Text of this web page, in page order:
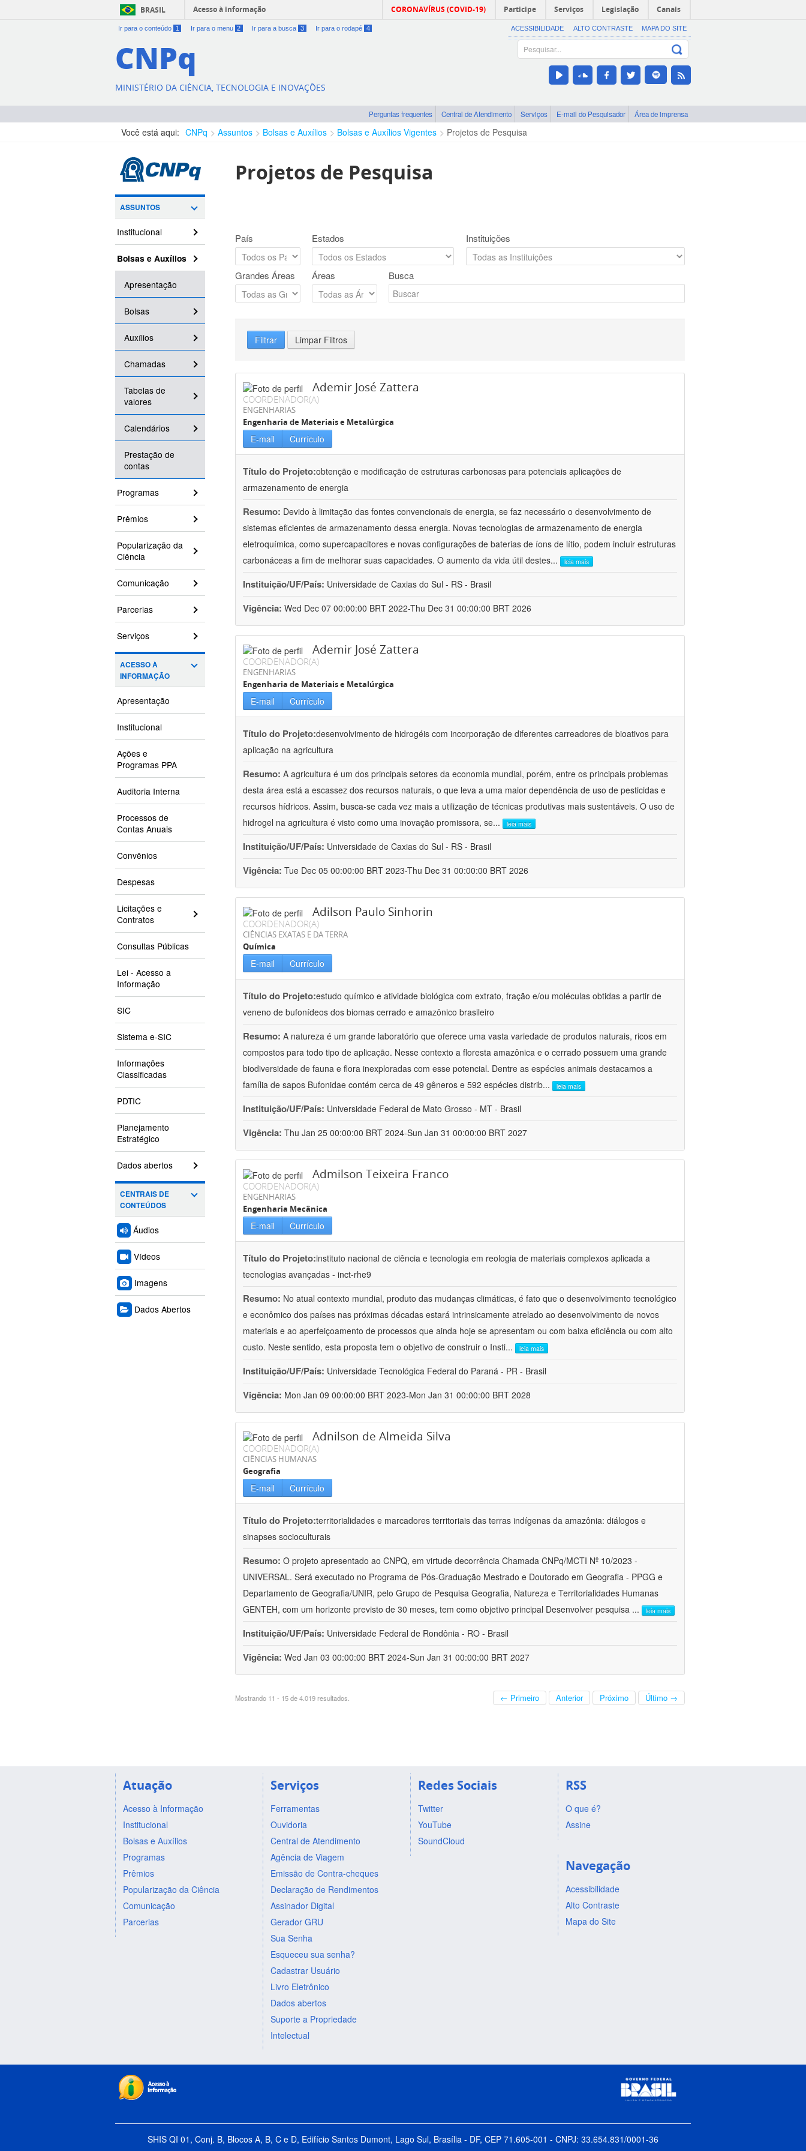
BRASIL Acesso à informação CORONAVÍRUS (COVID-19) Participe Serviços Legislação Canais
Ir para o conteúdo 1 Ir para o menu 2 Ir para a busca 3 Ir para o rodapé 4 ACESSIBILIDADE ALTO CONTRASTE MAPA DO SITE
CNPq
MINISTÉRIO DA CIÊNCIA, TECNOLOGIA E INOVAÇÕES
Perguntas frequentes Central de Atendimento Serviços E-mail do Pesquisador Área de imprensa
Você está aqui: CNPq Assuntos Bolsas e Auxílios Bolsas e Auxílios Vigentes Projetos de Pesquisa
ASSUNTOS
Institucional
Bolsas e Auxílios
Apresentação
Bolsas
Auxílios
Chamadas
Tabelas de
valores
Calendários
Prestação de
contas
Programas
Prêmios
Popularização da
Ciência
Comunicação
Parcerias
Serviços
ACESSO À
INFORMAÇÃO
Apresentação
Institucional
Ações e
Programas PPA
Auditoria Interna
Processos de
Contas Anuais
Convênios
Despesas
Licitações e
Contratos
Consultas Públicas
Lei - Acesso a
Informação
SIC
Sistema e-SIC
Informações
Classificadas
PDTIC
Planejamento
Estratégico
Dados abertos
CENTRAIS DE
CONTEÚDOS
Áudios
Vídeos
Imagens
Dados Abertos
Projetos de Pesquisa
País Estados Instituições
Grandes Áreas Áreas Busca
Filtrar Limpar Filtros
Ademir José Zattera
COORDENADOR(A)
ENGENHARIAS
Engenharia de Materiais e Metalúrgica
E-mail Currículo
Título do Projeto:obtenção e modificação de estruturas carbonosas para potenciais aplicações de
armazenamento de energia
Resumo: Devido à limitação das fontes convencionais de energia, se faz necessário o desenvolvimento de
sistemas eficientes de armazenamento dessa energia. Novas tecnologias de armazenamento de energia
eletroquímica, como supercapacitores e novas configurações de baterias de íons de lítio, podem incluir estruturas
carbonáceas a fim de melhorar suas capacidades. O aumento da vida útil destes... leia mais
Instituição/UF/País: Universidade de Caxias do Sul - RS - Brasil
Vigência: Wed Dec 07 00:00:00 BRT 2022-Thu Dec 31 00:00:00 BRT 2026
Ademir José Zattera
COORDENADOR(A)
ENGENHARIAS
Engenharia de Materiais e Metalúrgica
E-mail Currículo
Título do Projeto:desenvolvimento de hidrogéis com incorporação de diferentes carreadores de bioativos para
aplicação na agricultura
Resumo: A agricultura é um dos principais setores da economia mundial, porém, entre os principais problemas
desta área está a escassez dos recursos naturais, o que leva a uma maior dependência de uso de pesticidas e
recursos hídricos. Assim, busca-se cada vez mais a utilização de técnicas produtivas mais sustentáveis. O uso de
hidrogel na agricultura é visto como uma inovação promissora, se... leia mais
Instituição/UF/País: Universidade de Caxias do Sul - RS - Brasil
Vigência: Tue Dec 05 00:00:00 BRT 2023-Thu Dec 31 00:00:00 BRT 2026
Adilson Paulo Sinhorin
COORDENADOR(A)
CIÊNCIAS EXATAS E DA TERRA
Química
E-mail Currículo
Título do Projeto:estudo químico e atividade biológica com extrato, fração e/ou moléculas obtidas a partir de
veneno de bufonídeos dos biomas cerrado e amazônico brasileiro
Resumo: A natureza é um grande laboratório que oferece uma vasta variedade de produtos naturais, ricos em
compostos para todo tipo de aplicação. Nesse contexto a floresta amazônica e o cerrado possuem uma grande
biodiversidade de fauna e flora inexploradas com esse potencial. Dentre as espécies animais destacamos a
família de sapos Bufonidae contém cerca de 49 gêneros e 592 espécies distrib... leia mais
Instituição/UF/País: Universidade Federal de Mato Grosso - MT - Brasil
Vigência: Thu Jan 25 00:00:00 BRT 2024-Sun Jan 31 00:00:00 BRT 2027
Admilson Teixeira Franco
COORDENADOR(A)
ENGENHARIAS
Engenharia Mecânica
E-mail Currículo
Título do Projeto:instituto nacional de ciência e tecnologia em reologia de materiais complexos aplicada a
tecnologias avançadas - inct-rhe9
Resumo: No atual contexto mundial, produto das mudanças climáticas, é fato que o desenvolvimento tecnológico
e econômico dos países nas próximas décadas estará intrinsicamente atrelado ao desenvolvimento de novos
materiais e ao aperfeiçoamento de processos que ainda hoje se apresentam ou com baixa eficiência ou com alto
custo. Neste sentido, esta proposta tem o objetivo de construir o Insti... leia mais
Instituição/UF/País: Universidade Tecnológica Federal do Paraná - PR - Brasil
Vigência: Mon Jan 09 00:00:00 BRT 2023-Mon Jan 31 00:00:00 BRT 2028
Adnilson de Almeida Silva
COORDENADOR(A)
CIÊNCIAS HUMANAS
Geografia
E-mail Currículo
Título do Projeto:territorialidades e marcadores territoriais das terras indígenas da amazônia: diálogos e
sinapses socioculturais
Resumo: O projeto apresentado ao CNPQ, em virtude decorrência Chamada CNPq/MCTI Nº 10/2023 -
UNIVERSAL. Será executado no Programa de Pós-Graduação Mestrado e Doutorado em Geografia - PPGG e
Departamento de Geografia/UNIR, pelo Grupo de Pesquisa Geografia, Natureza e Territorialidades Humanas 
GENTEH, com um horizonte previsto de 30 meses, tem como objetivo principal Desenvolver pesquisa ... leia mais
Instituição/UF/País: Universidade Federal de Rondônia - RO - Brasil
Vigência: Wed Jan 03 00:00:00 BRT 2024-Sun Jan 31 00:00:00 BRT 2027
Mostrando 11 - 15 de 4.019 resultados. ← Primeiro Anterior Próximo Último →
Atuação
Acesso à Informação
Institucional
Bolsas e Auxílios
Programas
Prêmios
Popularização da Ciência
Comunicação
Parcerias
Serviços
Ferramentas
Ouvidoria
Central de Atendimento
Agência de Viagem
Emissão de Contra-cheques
Declaração de Rendimentos
Assinador Digital
Gerador GRU
Sua Senha
Esqueceu sua senha?
Cadastrar Usuário
Livro Eletrônico
Dados abertos
Suporte a Propriedade
Intelectual
Redes Sociais
Twitter
YouTube
SoundCloud
RSS
O que é?
Assine
Navegação
Acessibilidade
Alto Contraste
Mapa do Site
SHIS QI 01, Conj. B, Blocos A, B, C e D, Edifício Santos Dumont, Lago Sul, Brasília - DF, CEP 71.605-001 - CNPJ: 33.654.831/0001-36